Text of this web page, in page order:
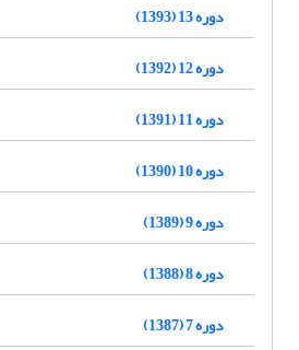
دوره 13 (1393)
دوره 12 (1392)
دوره 11 (1391)
دوره 10 (1390)
دوره 9 (1389)
دوره 8 (1388)
دوره 7 (1387)